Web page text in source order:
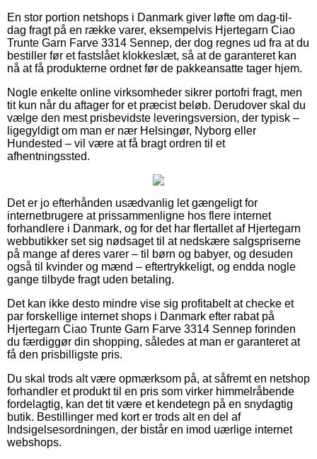
En stor portion netshops i Danmark giver løfte om dag-til-
dag fragt på en række varer, eksempelvis Hjertegarn Ciao
Trunte Garn Farve 3314 Sennep, der dog regnes ud fra at du
bestiller før et fastslået klokkeslæt, så at de garanteret kan
nå at få produkterne ordnet før de pakkeansatte tager hjem.
Nogle enkelte online virksomheder sikrer portofri fragt, men
tit kun når du aftager for et præcist beløb. Derudover skal du
vælge den mest prisbevidste leveringsversion, der typisk –
ligegyldigt om man er nær Helsingør, Nyborg eller
Hundested – vil være at få bragt ordren til et
afhentningssted.
Det er jo efterhånden usædvanlig let gængeligt for
internetbrugere at prissammenligne hos flere internet
forhandlere i Danmark, og for det har flertallet af Hjertegarn
webbutikker set sig nødsaget til at nedskære salgspriserne
på mange af deres varer – til børn og babyer, og desuden
også til kvinder og mænd – eftertrykkeligt, og endda nogle
gange tilbyde fragt uden betaling.
Det kan ikke desto mindre vise sig profitabelt at checke et
par forskellige internet shops i Danmark efter rabat på
Hjertegarn Ciao Trunte Garn Farve 3314 Sennep forinden
du færdiggør din shopping, således at man er garanteret at
få den prisbilligste pris.
Du skal trods alt være opmærksom på, at såfremt en netshop
forhandler et produkt til en pris som virker himmelråbende
fordelagtig, kan det tit være et kendetegn på en snydagtig
butik. Bestillinger med kort er trods alt en del af
Indsigelsesordningen, der bistår en imod uærlige internet
webshops.